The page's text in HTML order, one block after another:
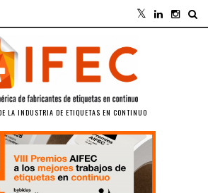
LA INDUSTRIA DE ETIQUETAS EN CONTINUO